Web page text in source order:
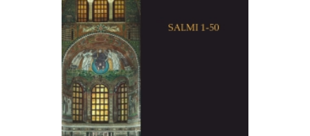
AGGIUNGI AL CARRELLO